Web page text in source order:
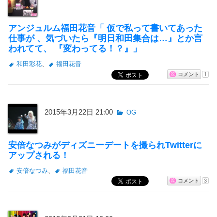
アンジュルム福田花音「 仮で私って書いてあった
仕事が 、気づいたら『明日和田集合は…』とか言
われてて、 『変わってる！？』」
和田彩花、 福田花音
コメント 1
2015年3月22日 21:00 OG
安倍なつみがディズニーデートを撮られTwitterに
アップされる！
安倍なつみ、 福田花音
コメント 3